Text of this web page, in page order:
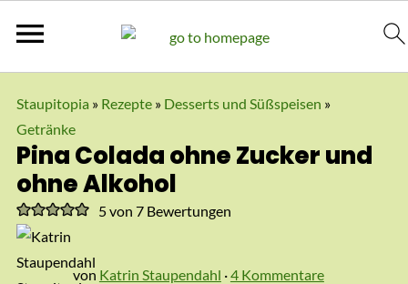
Staupitopia » Rezepte» Desserts und Süßspeisen »
Getränke
Pina Colada ohne Zucker und
ohne Alkohol
5von 7Bewertungen
von Katrin Staupendahl ·4 Kommentare